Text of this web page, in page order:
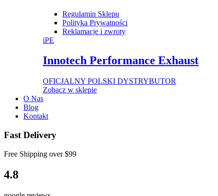
Regulamin Sklepu
Polityka Prywatności
Reklamacje i zwroty
iPE
Innotech Performance Exhaust
OFICJALNY POLSKI DYSTRYBUTOR
Zobacz w sklepie
O Nas
Blog
Kontakt
Fast Delivery
Free Shipping over$99
4.8